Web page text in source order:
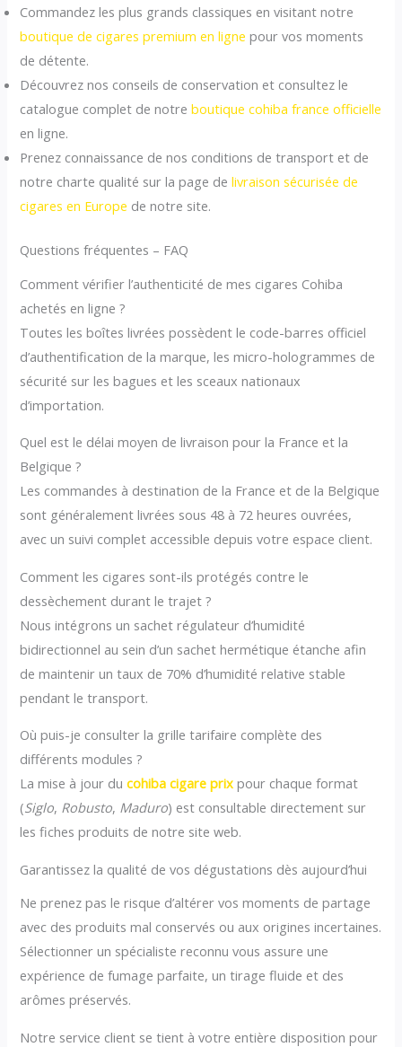
Commandez les plus grands classiques en visitant notre
boutique de cigares premium en ligne pour vos moments
de détente.
Découvrez nos conseils de conservation et consultez le
catalogue complet de notreboutique cohiba france officielle
en ligne.
Prenez connaissance de nos conditions de transport et de
notre charte qualité sur la page delivraison sécurisée de
cigares en Europe de notre site.
Questions fréquentes – FAQ
Comment vérifier l’authenticité de mes cigares Cohiba
achetés en ligne ?
Toutes les boîtes livrées possèdent le code-barres officiel
d’authentification de la marque, les micro-hologrammes de
sécurité sur les bagues et les sceaux nationaux
d’importation.
Quel est le délai moyen de livraison pour la France et la
Belgique ?
Les commandes à destination de la France et de la Belgique
sont généralement livrées sous 48 à 72 heures ouvrées,
avec un suivi complet accessible depuis votre espace client.
Comment les cigares sont-ils protégés contre le
dessèchement durant le trajet ?
Nous intégrons un sachet régulateur d’humidité
bidirectionnel au sein d’un sachet hermétique étanche afin
de maintenir un taux de 70% d’humidité relative stable
pendant le transport.
Où puis-je consulter la grille tarifaire complète des
différents modules ?
La mise à jour ducohiba cigare prix pour chaque format
(Siglo, Robusto, Maduro) est consultable directement sur
les fiches produits de notre site web.
Garantissez la qualité de vos dégustations dès aujourd’hui
Ne prenez pas le risque d’altérer vos moments de partage
avec des produits mal conservés ou aux origines incertaines.
Sélectionner un spécialiste reconnu vous assure une
expérience de fumage parfaite, un tirage fluide et des
arômes préservés.
Notre service client se tient à votre entière disposition pour